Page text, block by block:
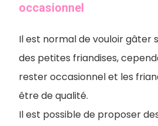
occasionnel
Il est normal de vouloir gâter
des petites friandises,
rester occasionnel et les
être de qualité.
Il est possible de proposer